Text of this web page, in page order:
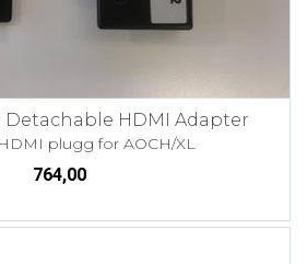
Detachable HDMI Adapter
plugg for AOCH/XL
764,00